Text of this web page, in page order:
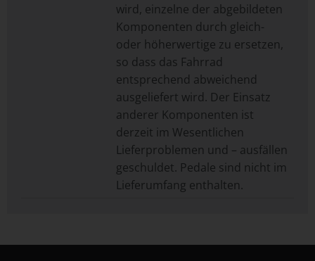
wird, einzelne der abgebildeten
Komponenten durch gleich-
oder höherwertige zu ersetzen,
so dass das Fahrrad
entsprechend abweichend
ausgeliefert wird. Der Einsatz
anderer Komponenten ist
derzeit im Wesentlichen
Lieferproblemen und – ausfällen
geschuldet. Pedale sind nicht im
Lieferumfang enthalten.